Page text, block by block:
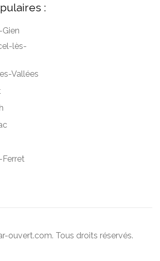
:
lès-
Vallées
ouvert.com. Tous droits réservés.